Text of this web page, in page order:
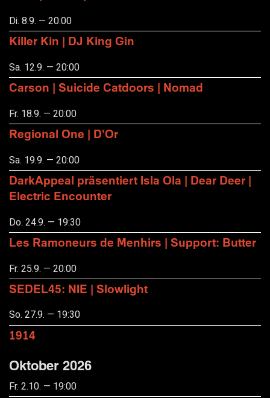
Di. 8.9. — 20:00
Killer Kin | DJ King Gin
Sa. 12.9. — 20:00
Carson | Suicide Catdoors | Nomad
Fr. 18.9. — 20:00
Regional One | D'Or
Sa. 19.9. — 20:00
DarkAppeal präsentiert Isla Ola | Dear Deer |
Electric Encounter
Do. 24.9. — 19:30
Les Ramoneurs de Menhirs | Support: Butter
Fr. 25.9. — 20:00
SEDEL45: NIE | Slowlight
So. 27.9. — 19:30
1914
Oktober 2026
Fr. 2.10. — 19:00